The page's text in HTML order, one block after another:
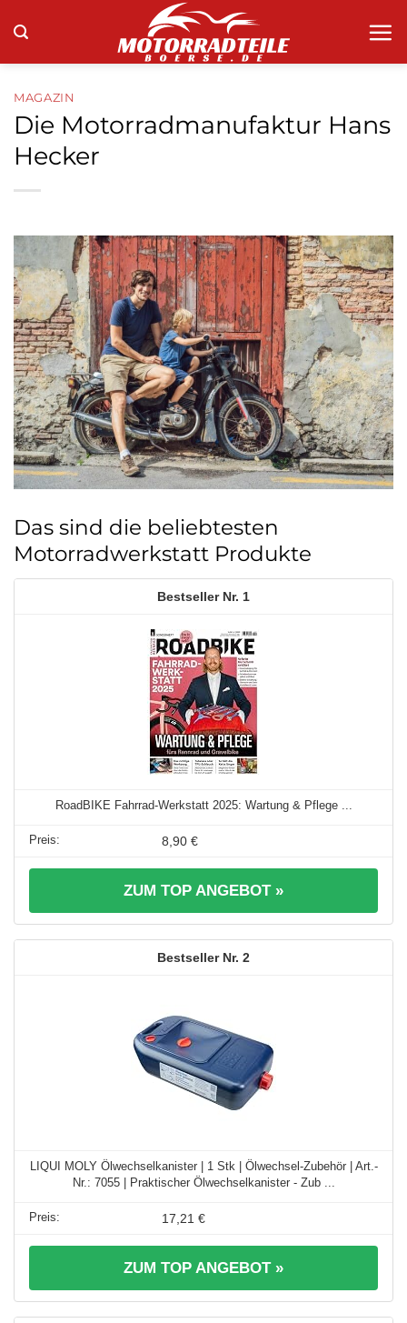
Inhalt
springen
MAGAZIN
Die Motorradmanufaktur Hans
Hecker
Das sind die beliebtesten
Motorradwerkstatt Produkte
1
RoadBIKE Fahrrad-Werkstatt 2025: Wartung & Pflege ...
8,90 €
ZUM TOP ANGEBOT »
2
LIQUI MOLY Ölwechselkanister | 1 Stk | Ölwechsel-Zubehör | Art.-
Nr.: 7055 | Praktischer Ölwechselkanister - Zub ...
17,21 €
ZUM TOP ANGEBOT »